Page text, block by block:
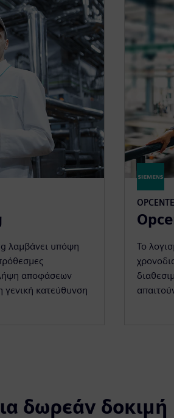
λαμβάνει υπόψη
αποφάσεων
γενική κατεύθυνση
Το
δωρεάν δοκιμή